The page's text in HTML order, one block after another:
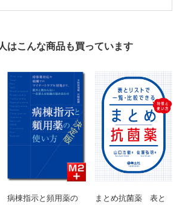
ンヒビター（PPI）
製剤の攻略法
ゾロン
ン
コハク酸エステルNa
コハク酸エステルNa／ヒドロコルチゾン
はこんな商品も買っています
病棟指示と頻用薬の
まとめ抗菌薬 表と